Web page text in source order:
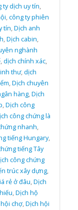
ty dịch uy tín,
,công ty phiên
tín,Dịch anh
,Dịch cabin,
nghành
,dịch chính xác,
thư,dịch
,Dịch chuyên
hàng,Dịch
,Dịch công
công chứng là
nhanh,
tiếng Hungary,
tiếng Tây
công chứng
trúc xây dựng,
rẻ ở đâu,Dịch
,Dịch hộ
chợ,Dịch hội